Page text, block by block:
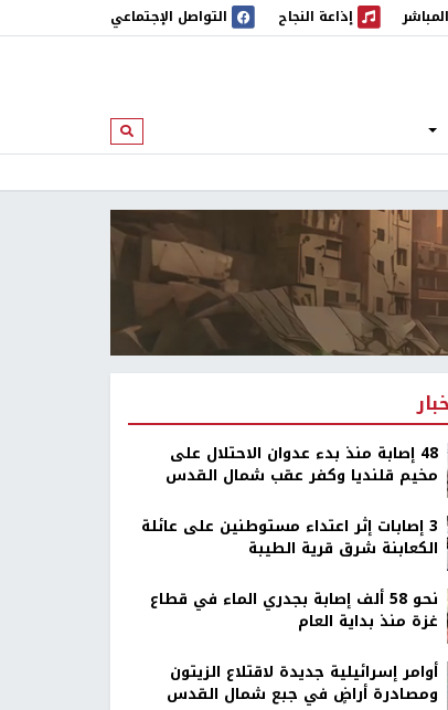
إذاعة النجاح
إذاعة النجاح التواصل الإجتماعي
ابحث
48 إصابة منذ بدء عدوان الاحتلال على
مخيم قلنديا وكفر عقب شمال القدس
‏3 إصابات إثر اعتداء مستوطنين على عائلة
الكعابنة شرق قرية الطيبة
نحو 58 ألف إصابة بجدري الماء في قطاع
غزة منذ بداية العام
أوامر إسرائيلية جديدة لاقتلاع الزيتون
ومصادرة أراضٍ في جبع شمال القدس